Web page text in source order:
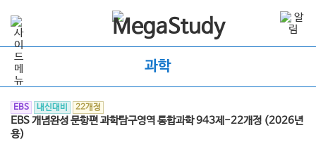
과학
EBS 내신대비 22개정
EBS 개념완성 문항편 과학탐구영역 통합과학 943제-22개정 (2026년
용)